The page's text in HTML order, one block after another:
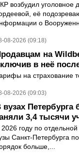
возбудил уголовное
её
о
08-2026 (09:18)
на
в неё
на страхование
08-2026 (09:03)
вузах
3,4 тысячи
2026 году по
Санкт-Петербурга
больше,...